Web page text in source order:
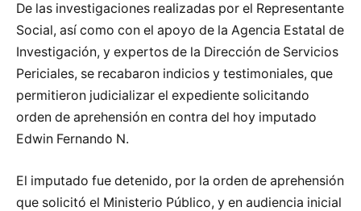
De las investigaciones realizadas por el Representante
Social, así como con el apoyo de la Agencia Estatal de
Investigación, y expertos de la Dirección de Servicios
Periciales, se recabaron indicios y testimoniales, que
permitieron judicializar el expediente solicitando
orden de aprehensión en contra del hoy imputado
Edwin Fernando N.
El imputado fue detenido, por la orden de aprehensión
que solicitó el Ministerio Público, y en audiencia inicial